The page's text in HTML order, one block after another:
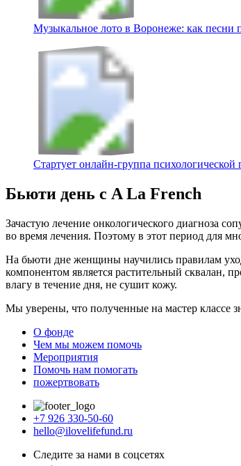
Музыкальное лото в Воронеже: как песни
Стартует онлайн‑группа
Бьюти день с A La French
Зачастую лечение онкологического диагноза
во время лечения. Поэтому в этот период для
На бьюти дне женщины научились правилам
компонентом является растительный сквалан,
влагу в течение дня, не сушит кожу.
Мы уверены, что полученные на мастер классе
О фонде
Чем мы можем помочь
Мероприятия
Помочь нам помогать
пожертвовать
+7 926 330-50-60
hello@ilovelifefund.ru
Следите за нами в соцсетях